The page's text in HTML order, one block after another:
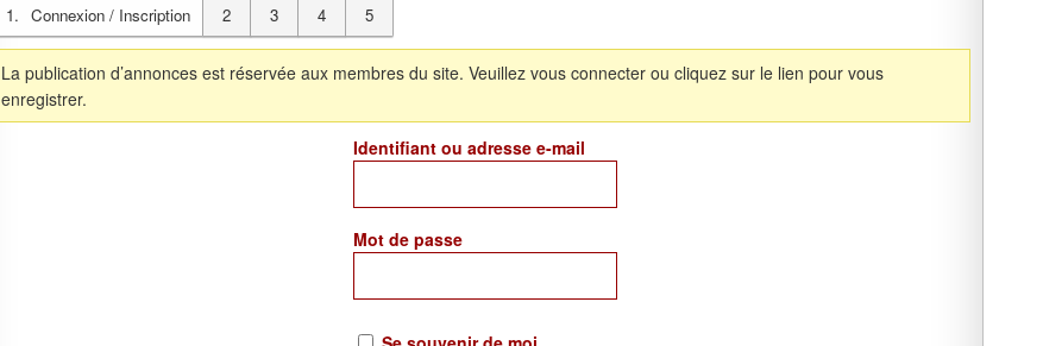
1 Connexion / Inscription 2 3 4 5
La publication d’annonces est réservée aux membres du site. Veuillez vous connecter ou cliquez sur le lien pour vous
enregistrer.
Identifiant ou adresse e-mail
Mot de passe